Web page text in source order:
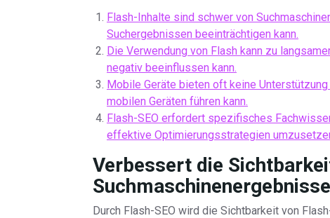
Flash-Inhalte sind schwer von
Suchergebnissen beeinträchtigen kann.
Die Verwendung von Flash kann zu
negativ beeinflussen kann.
Mobile Geräte bieten oft keine
mobilen Geräten führen kann.
Flash-SEO erfordert spezifisches
effektive Optimierungsstrategien
Verbessert die
Durch Flash-SEO wird die Sichtbarkeit von